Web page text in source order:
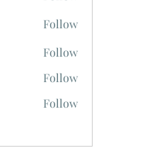
Follow
Follow
Follow
Follow